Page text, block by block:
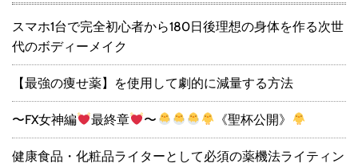
スマホ1台で完全初心者から180日後理想の身体を作る次世
代のボディーメイク
【最強の痩せ薬】を使用して劇的に減量する方法
〜FX女神編 最終章 〜 《聖杯公開》
健康食品・化粧品ライターとして必須の薬機法ライティン